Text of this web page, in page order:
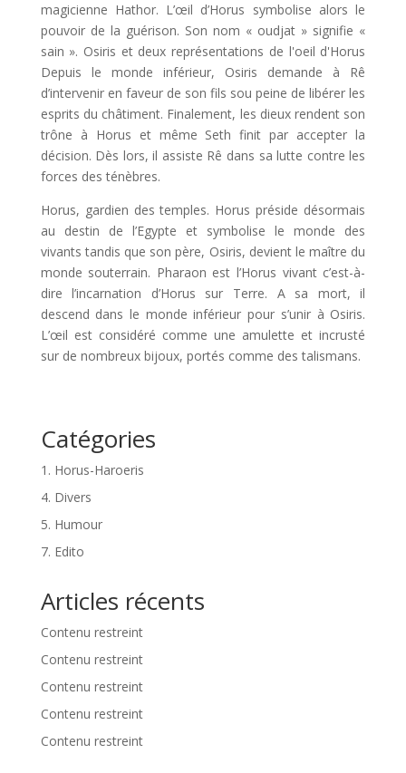
magicienne Hathor. L’œil d’Horus symbolise alors le
pouvoir de la guérison. Son nom « oudjat » signifie «
sain ». Osiris et deux représentations de l'oeil d'Horus
Depuis le monde inférieur, Osiris demande à Rê
d’intervenir en faveur de son fils sou peine de libérer les
esprits du châtiment. Finalement, les dieux rendent son
trône à Horus et même Seth finit par accepter la
décision. Dès lors, il assiste Rê dans sa lutte contre les
forces des ténèbres.
Horus, gardien des temples. Horus préside désormais
au destin de l’Egypte et symbolise le monde des
vivants tandis que son père, Osiris, devient le maître du
monde souterrain. Pharaon est l’Horus vivant c’est-à-
dire l’incarnation d’Horus sur Terre. A sa mort, il
descend dans le monde inférieur pour s’unir à Osiris.
L’œil est considéré comme une amulette et incrusté
sur de nombreux bijoux, portés comme des talismans.
Catégories
1. Horus-Haroeris
4. Divers
5. Humour
7. Edito
Articles récents
Contenu restreint
Contenu restreint
Contenu restreint
Contenu restreint
Contenu restreint